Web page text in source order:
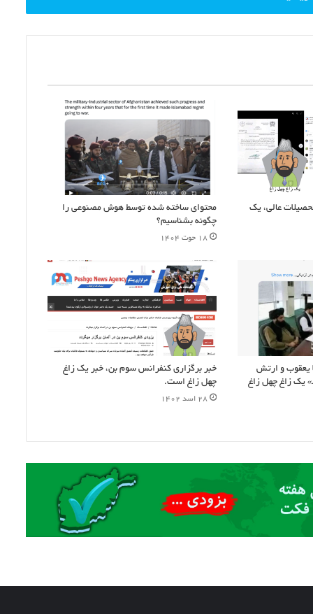
عالی، یک
محتوای ساخته شده توسط هوش مصنوعی را
چگونه بشناسیم؟
۱۸ حوت ۱۴۰۴
یعقوب و ارتش
یک زاغ چهل زاغ
خبر برگزاری کنفرانس سوم بن، خبر یک زاغ
چهل زاغ است.
۲۸ اسد ۱۴۰۲